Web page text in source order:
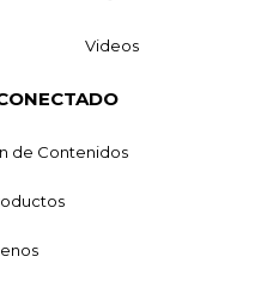
Videos
de Contenidos